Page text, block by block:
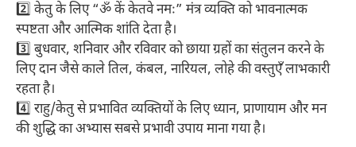
2️⃣ केतु के लिए “ॐ कें केतवे नमः” मंत्र व्यक्ति को भावनात्मक
स्पष्टता और आत्मिक शांति देता है।
3️⃣ बुधवार, शनिवार और रविवार को छाया ग्रहों का संतुलन करने के
लिए दान जैसे काले तिल, कंबल, नारियल, लोहे की वस्तुएँ लाभकारी
रहता है।
4️⃣ राहु/केतु से प्रभावित व्यक्तियों के लिए ध्यान, प्राणायाम और मन
की शुद्धि का अभ्यास सबसे प्रभावी उपाय माना गया है।